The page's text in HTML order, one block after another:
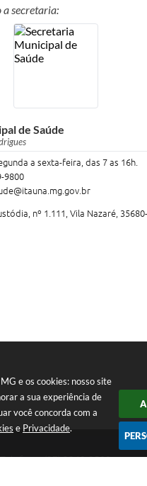
e os cookies: nosso site
a sua experiência de
você concorda com a
e Privacidade.
a secretaria:
de Saúde
a sexta-feira, das 7 as 16h.
9800
nº 1.111, Vila Nazaré,
Telefone: (37) 3249-9500